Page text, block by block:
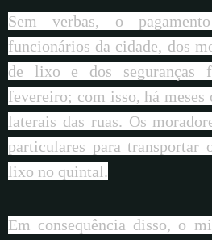
Sem verbas, o
funcionários da cidade, dos
de lixo e dos seguranças
fevereiro; com isso, há
laterais das ruas. Os
particulares para
lixo no quintal.
Em consequência disso, o